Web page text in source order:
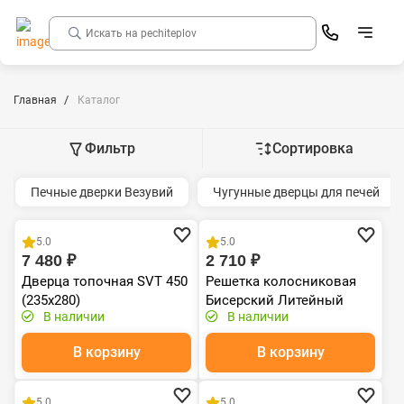
Главная Каталог
Фильтр Сортировка
Печные дверки Везувий Чугунные дверцы для печей
5.0
7 480 ₽
Дверца топочная SVT 450
(235х280)
В наличии
В корзину
5.0
2 710 ₽
Решетка колосниковая
Бисерский Литейный
Завод (500х250)
В наличии
В корзину
Хит продаж Хит продаж